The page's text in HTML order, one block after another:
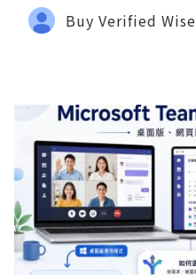
Buy Verified Wise